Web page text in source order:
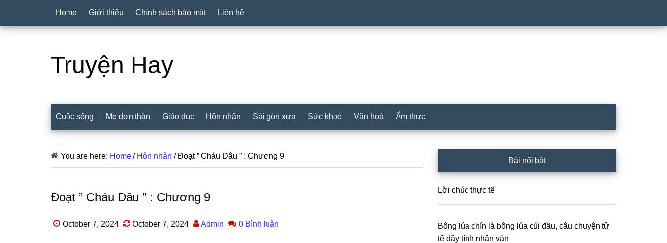
Home Giới thiệu Chính sách bảo mật Liên hệ
Truyện Hay
Cuộc sống Mẹ đơn thân Giáo dục Hôn nhân Sài gòn xưa Sức khoẻ Văn hoá Ẩm thực
You are here: Home / Hôn nhân /Đoạt ” Cháu Dâu ” : Chương 9
Đoạt ” Cháu Dâu ” : Chương 9
October 7, 2024 October 7, 2024 Admin 0 Bình luận
Sidebar
Bài nổi bật
Lời chúc thực tế
Bông lúa chín là bông lúa cúi đầu, câu chuyện tử
tế đầy tính nhân văn